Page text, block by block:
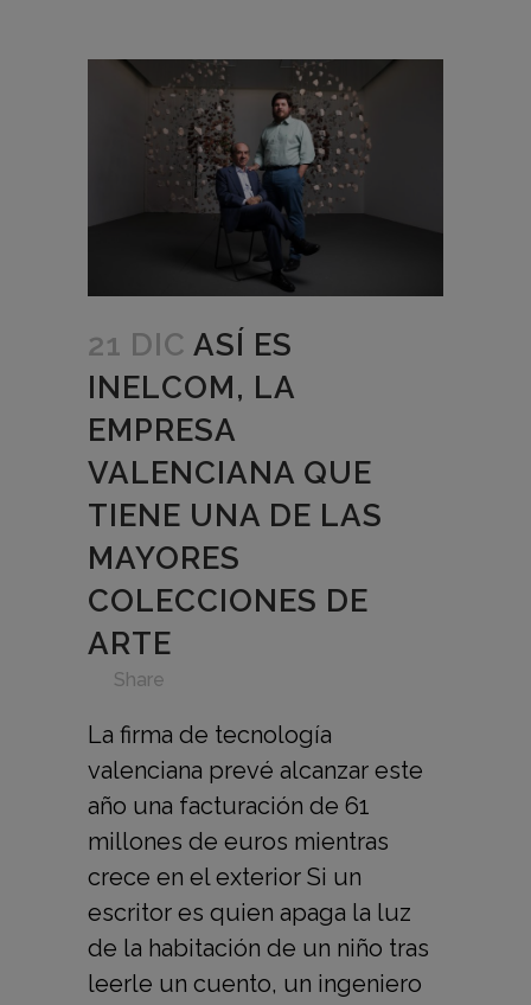
21 DIC ASÍ ES
INELCOM, LA
EMPRESA
VALENCIANA QUE
TIENE UNA DE LAS
MAYORES
COLECCIONES DE
ARTE
Share
La firma de tecnología
valenciana prevé alcanzar este
año una facturación de 61
millones de euros mientras
crece en el exterior Si un
escritor es quien apaga la luz
de la habitación de un niño tras
leerle un cuento, un ingeniero